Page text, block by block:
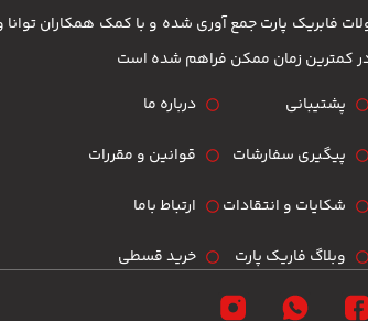
کالا در سبد محصولات فابریک پارت جمع آوری شده و با کمک
کمترین زمان ممکن فراهم شده است
پشتیبانی
پیگیری سفارشات
شکایات و انتقادات
وبلاگ فاریک پارت
درباره ما
قوانین و مقررات
ارتباط باما
خرید قسطی